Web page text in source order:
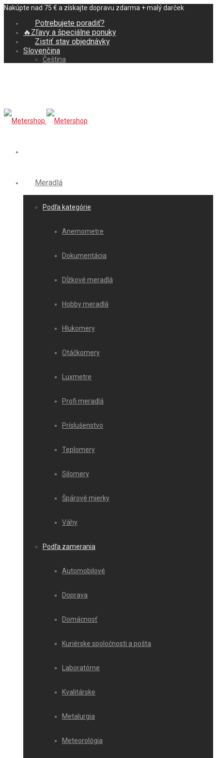
Nakúpte nad 75 € a získajte dopravu zdarma + malý darček
Potrebujete poradiť?
🔥Zľavy a špeciálne ponuky
Zistiť stav objednávky
Slovenčina
Čeština
Meradlá
Podľa kategórie
Anemometre
Dokumentácia
Dĺžkové meradlá
Hobby meradlá
Hlukomery
Otáčkomery
Luxmetre
Profi meradlá
Príslušenstvo
Teplomery
Silomery
Špárové mierky
Váhy
Podľa zamerania
Automobilové
Doprava
Domácnosť
Kuriérske spoločnosti a pošta
Laboratórne
Kvalitárske
Metalurgia
Meteorológia